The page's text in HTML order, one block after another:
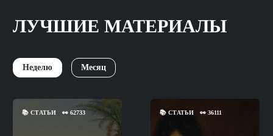
ЛУЧШИЕ МАТЕРИАЛЫ
Неделю Месяц
📚 СТАТЬИ 👀 62733 📚СТАТЬИ 👀36111